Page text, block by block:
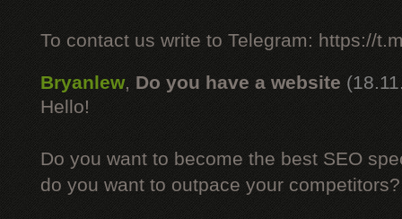
To contact us write to Telegram: https://
Bryanlew, Do you have a website
Hello!
Do you want to become the best SEO
do you want to outpace your competitors?